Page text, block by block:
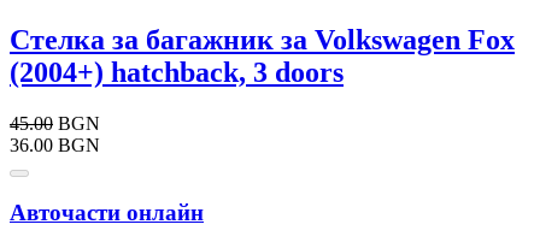
Стелка за багажник за Volkswagen Fox
(2004+) hatchback, 3 doors
45.00 BGN
36.00 BGN
Авточасти онлайн